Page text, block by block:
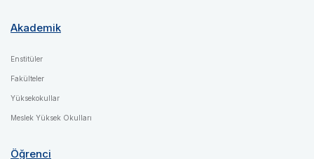
Akademik
Enstitüler
Fakülteler
Yüksekokullar
Meslek Yüksek Okulları
Öğrenci